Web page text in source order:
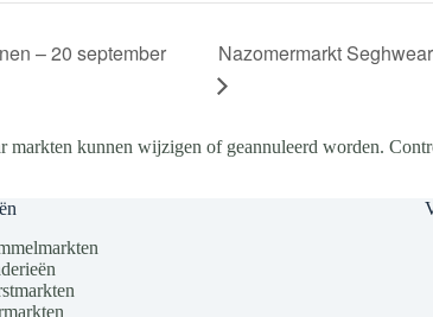
– 20 september
Nazomermarkt
markten kunnen wijzigen of geannuleerd worden.